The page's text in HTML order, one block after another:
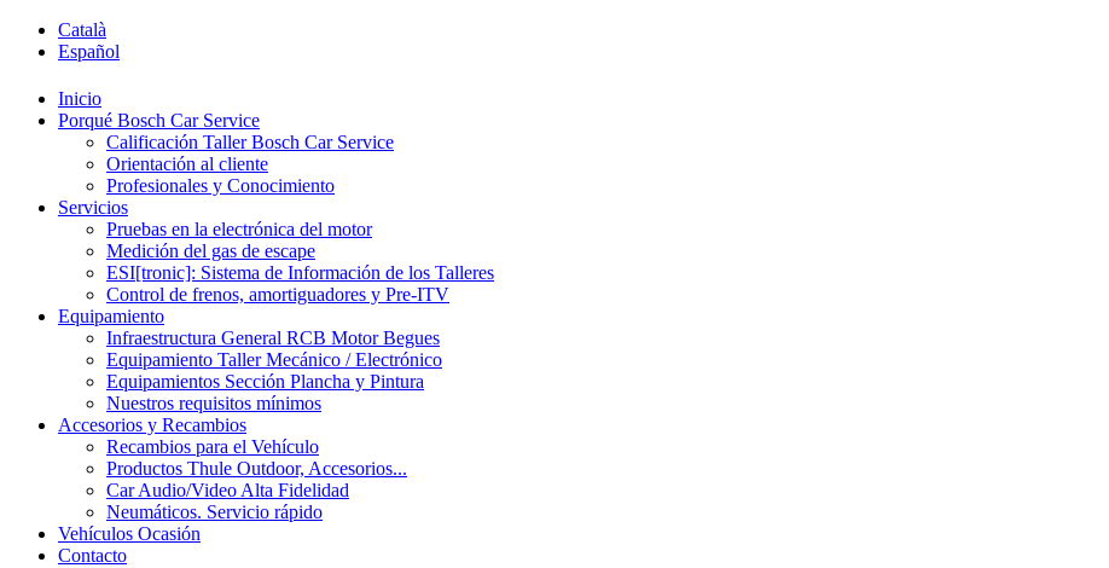
Català
Español
Inicio
Porqué Bosch Car Service
Calificación Taller Bosch Car Service
Orientación al cliente
Profesionales y Conocimiento
Servicios
Pruebas en la electrónica del motor
Medición del gas de escape
ESI[tronic]: Sistema de Información de los Talleres
Control de frenos, amortiguadores y Pre-ITV
Equipamiento
Infraestructura General RCB Motor Begues
Equipamiento Taller Mecánico / Electrónico
Equipamientos Sección Plancha y Pintura
Nuestros requisitos mínimos
Accesorios y Recambios
Recambios para el Vehículo
Productos Thule Outdoor, Accesorios...
Car Audio/Video Alta Fidelidad
Neumáticos. Servicio rápido
Vehículos Ocasión
Contacto